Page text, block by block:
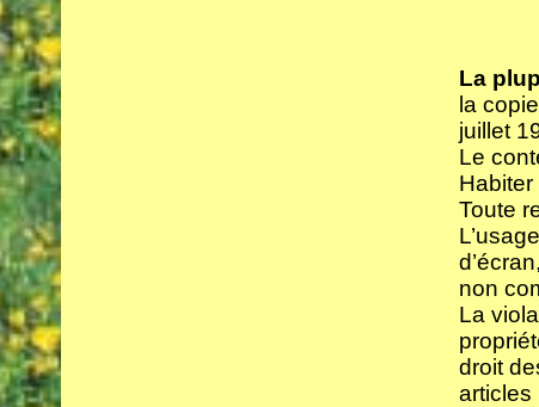
La
la
juillet
Le
Toute
non
La
droit
articles